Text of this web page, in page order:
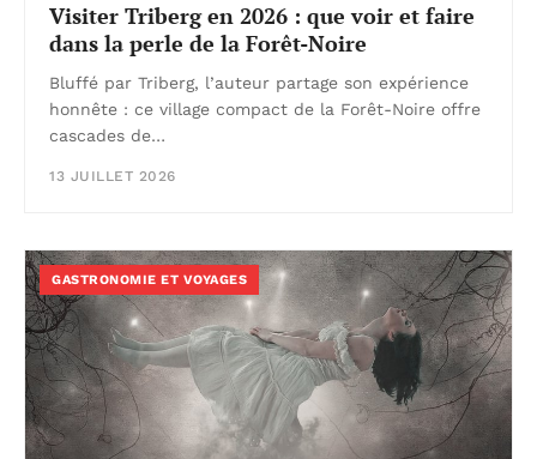
Visiter Triberg en 2026 : que voir et faire
dans la perle de la Forêt-Noire
Bluffé par Triberg, l’auteur partage son expérience
honnête : ce village compact de la Forêt-Noire offre
cascades de…
13 JUILLET 2026
GASTRONOMIE ET VOYAGES